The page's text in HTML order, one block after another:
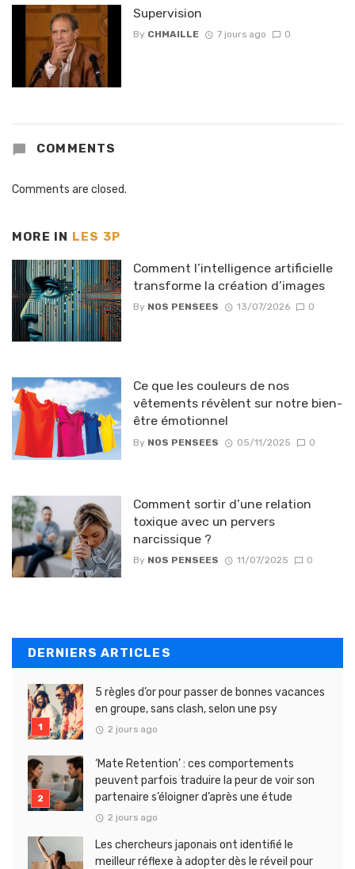
Supervision
By CHMAILLE 7 jours ago 0
COMMENTS
Comments are closed.
MORE IN LES 3P
Comment l’intelligence artificielle
transforme la création d’images
By NOS PENSEES 13/07/2026 0
Ce que les couleurs de nos
vêtements révèlent sur notre bien-
être émotionnel
By NOS PENSEES 05/11/2025 0
Comment sortir d’une relation
toxique avec un pervers
narcissique ?
By NOS PENSEES 11/07/2025 0
DERNIERS ARTICLES
5 règles d’or pour passer de bonnes vacances
en groupe, sans clash, selon une psy
2 jours ago
‘Mate Retention’ : ces comportements
peuvent parfois traduire la peur de voir son
partenaire s’éloigner d’après une étude
2 jours ago
Les chercheurs japonais ont identifié le
meilleur réflexe à adopter dès le réveil pour